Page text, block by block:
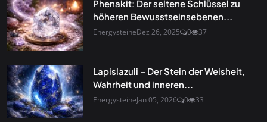
Phenakit: Der seltene Schlüssel zu
höheren Bewusstseinsebenen...
EnergysteineDez 26, 2025 0 37
Lapislazuli – Der Stein der Weisheit,
Wahrheit und inneren...
EnergysteineJan 05, 2026 0 33